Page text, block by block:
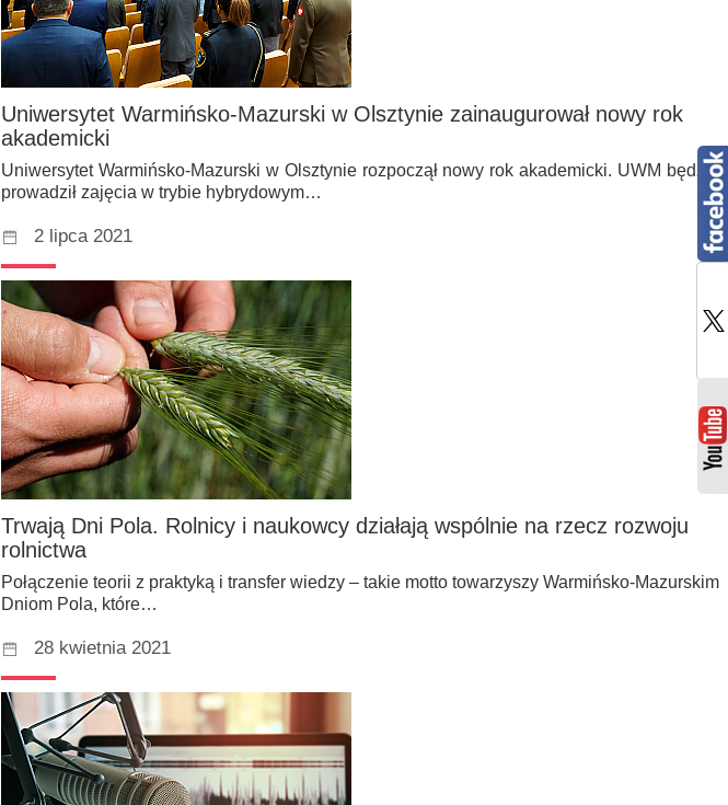
Uniwersytet Warmińsko-Mazurski w Olsztynie zainaugurował nowy rok
akademicki
Uniwersytet Warmińsko-Mazurski w Olsztynie rozpoczął nowy rok akademicki. UWM będzie
prowadził zajęcia w trybie hybrydowym…
2 lipca 2021
Trwają Dni Pola. Rolnicy i naukowcy działają wspólnie na rzecz rozwoju
rolnictwa
Połączenie teorii z praktyką i transfer wiedzy – takie motto towarzyszy Warmińsko-Mazurskim
Dniom Pola, które…
28 kwietnia 2021